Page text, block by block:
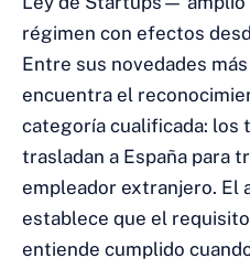
régimen con efectos
Entre sus novedades
encuentra el
categoría cualificada: los
trasladan a España para
empleador extranjero. El
establece que el
entiende cumplido